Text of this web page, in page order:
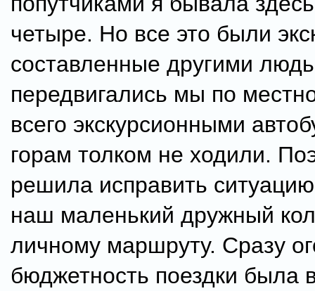
четыре. Но все это были
составленные другими
передвигались мы по
всего экскурсионными
горам толком не ходили.
решила исправить
наш маленький дружный
личному маршруту. Сразу
бюджетность поездки была